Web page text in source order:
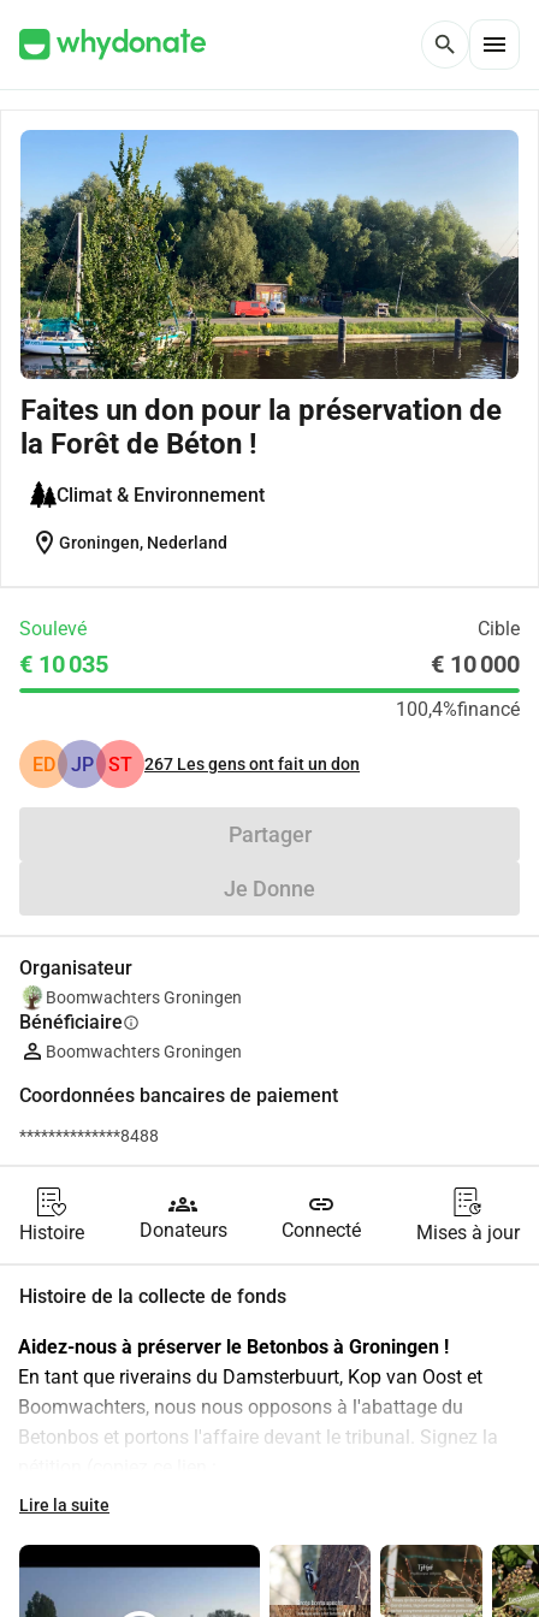
search menu
Faites un don pour la préservation de
la Forêt de Béton !
Climat & Environnement
location_on Groningen, Nederland
Soulevé Cible
€ 10 035 € 10 000
100,4%financé
ED JP ST 267 Les gens ont fait un don
Partager
Je Donne
Organisateur
Boomwachters Groningen
Bénéficiaireinfo
Boomwachters Groningen
Coordonnées bancaires de paiement
**************8488
Histoire
groups
Donateurs
link
Connecté Mises à jour
Histoire de la collecte de fonds
Aidez-nous à préserver le Betonbos à Groningen !
En tant que riverains du Damsterbuurt, Kop van Oost et
Boomwachters, nous nous opposons à l'abattage du
Betonbos et portons l'affaire devant le tribunal. Signez la
https://www.petities.com/doneer_voor_behoud_van_het_be
que nous puissions préserver cette magnifique forêt et la
transformer en parc !
Lire la suite